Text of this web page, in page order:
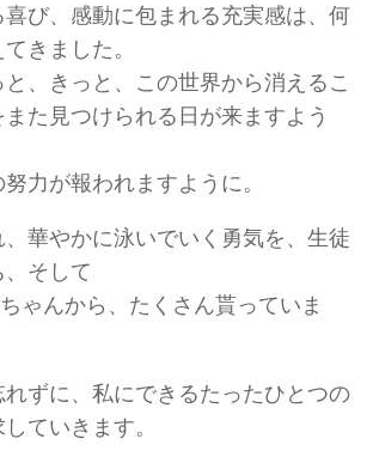
び、感動に包まれる充実感は、何
きました。
、きっと、この世界から消えるこ
た見つけられる日が来ますよう
力が報われますように。
華やかに泳いでいく勇気を、生徒
そして
ゃんから、たくさん貰っていま
ずに、私にできるたったひとつの
ていきます。